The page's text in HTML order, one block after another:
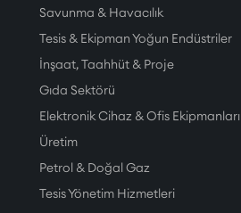
Savunma & Havacılık
Tesis & Ekipman Yoğun Endüstriler
İnşaat, Taahhüt & Proje
Gıda Sektörü
Elektronik Cihaz & Ofis Ekipmanları
Üretim
Petrol & Doğal Gaz
Tesis Yönetim Hizmetleri